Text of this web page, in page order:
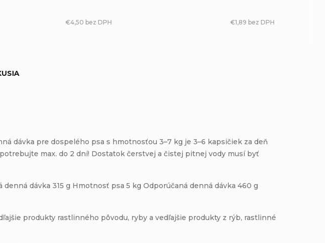
€4,50 bez DPH €1,89 bez DPH
dávka pre dospelého psa s hmotnosťou 3–7 kg je 3–6 kapsičiek za deň
max. do 2 dní! Dostatok čerstvej a čistej pitnej vody musí byť
dávka 315 g Hmotnosť psa 5 kg Odporúčaná denná dávka 460 g
produkty rastlinného pôvodu, ryby a vedľajšie produkty z rýb, rastlinné